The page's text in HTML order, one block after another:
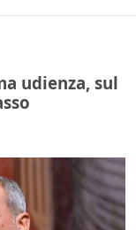
udienza, sul